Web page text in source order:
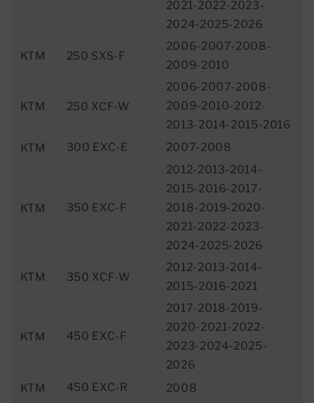
2021-2022-2023-
2024-2025-2026
KTM 250 SXS-F
2006-2007-2008-
2009-2010
KTM 250 XCF-W
2006-2007-2008-
2009-2010-2012-
2013-2014-2015-2016
KTM
300 EXC-E 2007-2008
KTM 350 EXC-F
2012-2013-2014-
2015-2016-2017-
2018-2019-2020-
2021-2022-2023-
2024-2025-2026
KTM 350 XCF-W
2012-2013-2014-
2015-2016-2021
KTM 450 EXC-F
2017-2018-2019-
2020-2021-2022-
2023-2024-2025-
2026
KTM
450 EXC-R
2008